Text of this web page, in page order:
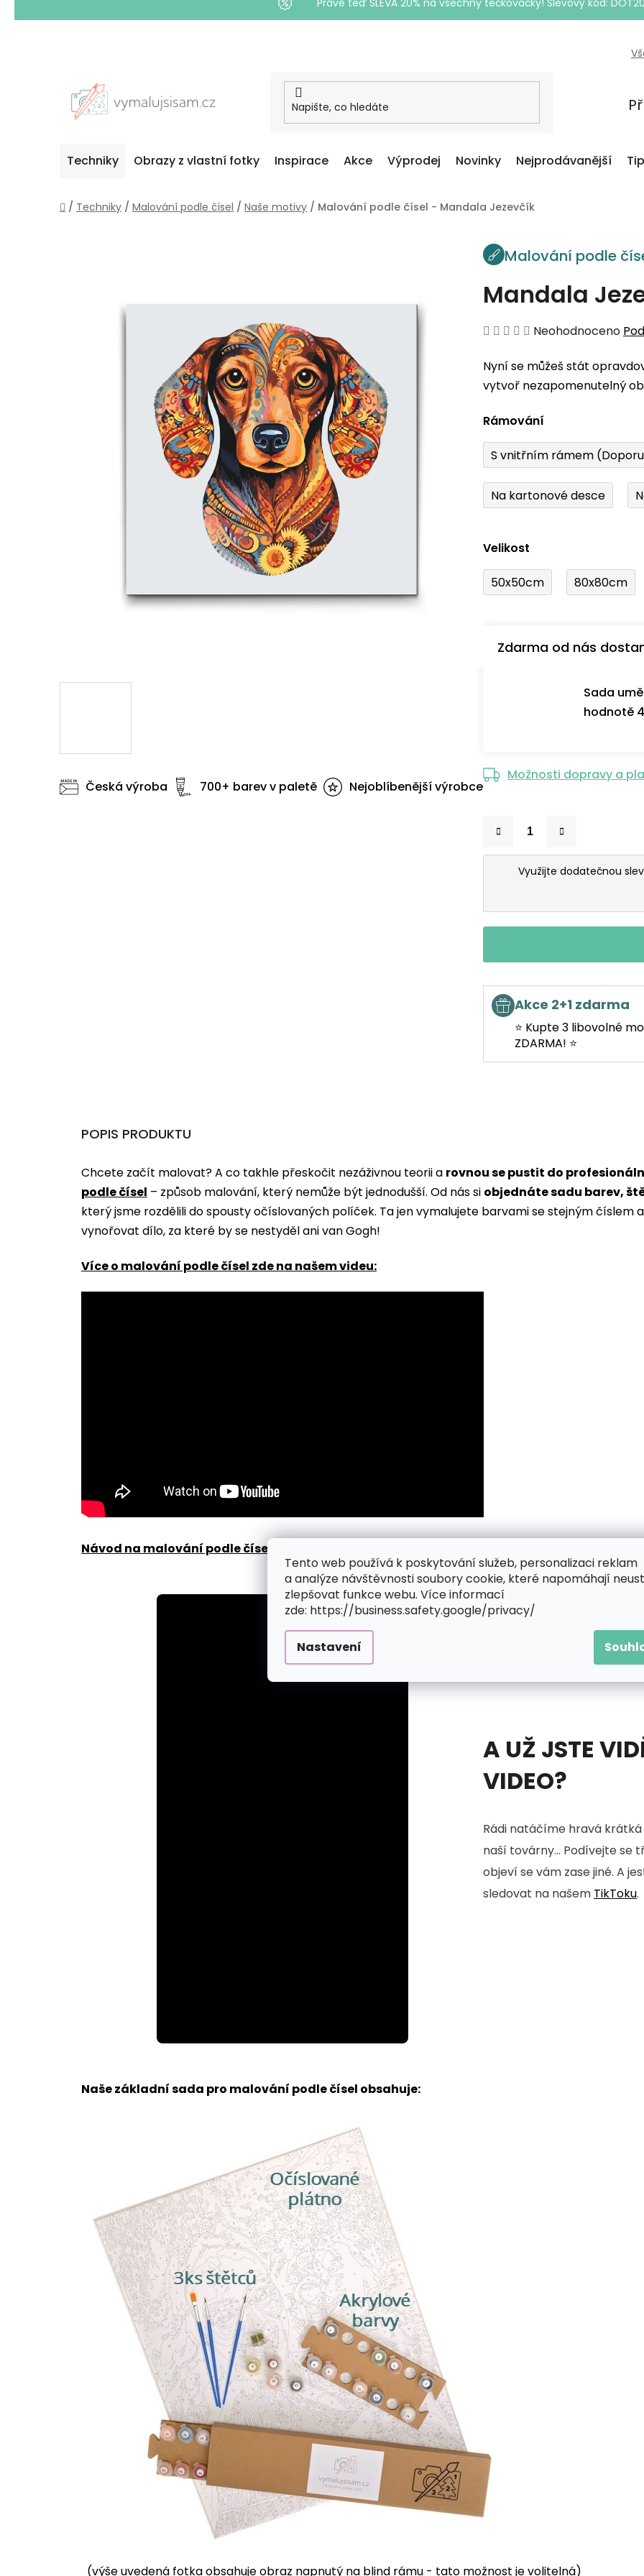
Tento web používá k poskytování služeb, personalizaci reklam
a analýze návštěvnosti soubory cookie, které napomáhají
zlepšovat funkce webu. Více informací
zde: https://business.safety.google/privacy/
Nastavení
Právě teď SLEVA 20% na všechny tečkovačky! Slevový kód:
Techniky Obrazy z vlastní fotky Inspirace Akce Výprodej Novinky Nejprodávanější
Domů
/ Techniky / Malování podle čísel / Naše motivy / Malování podle čísel - Mandala Jezevčík
Malování podle
Mandala
Průměrné
produktu
je
z
5
hvězdiček.
Neohodnoceno
Nyní se můžeš stát
vytvoř nezapomenutelný
Rámování
S vnitřním rámem
Na kartonové desce
Velikost
50x50cm 80x80cm
Zdarma od nás
Sada
hodnotě
Možnosti dopravy a
Využijte dodatečnou
Akce 2+1 zdarma
⭐ Kupte 3 libovolné
ZDARMA! ⭐
Česká výroba 700+ barev v paletě Nejoblíbenější výrobce
POPIS PRODUKTU
Chcete začít malovat? A co takhle přeskočit nezáživnou teorii a rovnou se pustit do
podle čísel ­­– způsob malování, který nemůže být jednodušší. Od nás si objednáte sadu barev,
který jsme rozdělili do spousty očíslovaných políček. Ta jen vymalujete barvami se stejným číslem
vynořovat dílo, za které by se nestyděl ani van Gogh!
Více o malování podle čísel zde na našem videu:
Návod na malování podle čísel zde
59.49%
A UŽ JSTE
VIDEO?
Rádi natáčíme hravá krátká
naší továrny... Podívejte se
objeví se vám zase jiné. A
sledovat na našem TikToku.
Naše základní sada pro malování podle čísel obsahuje:
(výše uvedená fotka obsahuje obraz napnutý na blind rámu - tato možnost je volitelná)